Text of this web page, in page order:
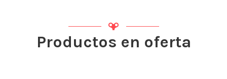
Productos en oferta